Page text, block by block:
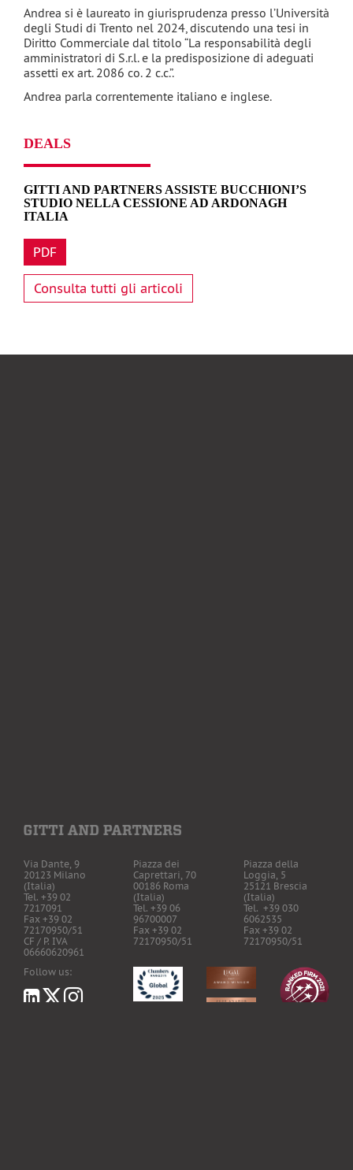
Andrea si è laureato in giurisprudenza presso l’Università
degli Studi di Trento nel 2024, discutendo una tesi in
Diritto Commerciale dal titolo “La responsabilità degli
amministratori di S.r.l. e la predisposizione di adeguati
assetti ex art. 2086 co. 2 c.c.”.
Andrea parla correntemente italiano e inglese.
DEALS
GITTI AND PARTNERS ASSISTE BUCCHIONI’S
STUDIO NELLA CESSIONE AD ARDONAGH
ITALIA
PDF
Consulta tutti gli articoli
Via Dante, 9
20123 Milano
(Italia)
Tel. +39 02
7217091
Fax +39 02
72170950/51
CF / P. IVA
06660620961
Piazza dei
Caprettari, 70
00186 Roma
(Italia)
Tel. +39 06
96700007
Fax +39 02
72170950/51
Piazza della
Loggia, 5
25121 Brescia
(Italia)
Tel. +39 030
6062535
Fax +39 02
72170950/51
Follow us: